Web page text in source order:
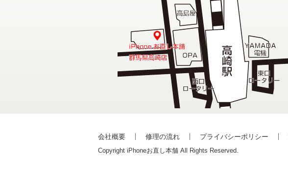
会社概要 修理の流れ プライバシーポリシー
Copyright iPhoneお直し本舗 All Rights Reserved.